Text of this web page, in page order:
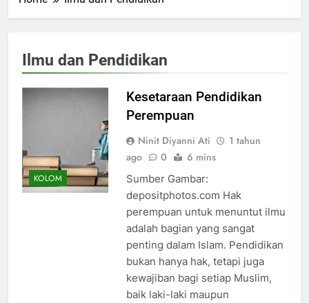
Ilmu dan Pendidikan
KOLOM
Kesetaraan Pendidikan
Perempuan
Ninit Diyanni Ati
1 tahun
ago
0 6 mins
Sumber Gambar:
depositphotos.com Hak
perempuan untuk menuntut ilmu
adalah bagian yang sangat
penting dalam Islam. Pendidikan
bukan hanya hak, tetapi juga
kewajiban bagi setiap Muslim,
baik laki-laki maupun